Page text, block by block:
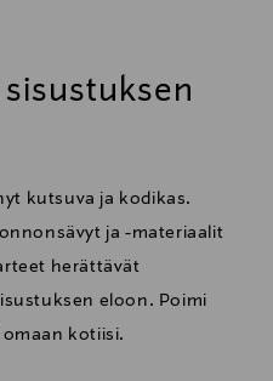
kutsuva ja kodikas.
ja -materiaalit
herättävät
eloon. Poimi
kotiisi.